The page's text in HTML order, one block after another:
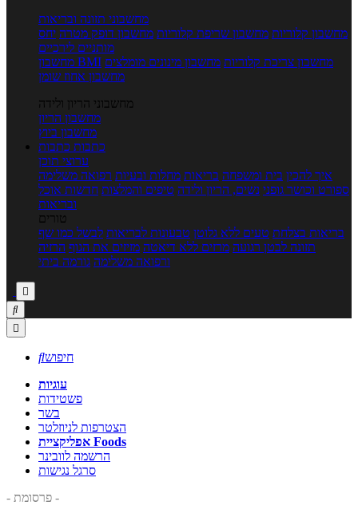
מחשבוני תזונה ובריאות
מחשבון קלוריות מחשבון שריפת קלוריות מחשבון דופק מטרה יחס
מותניים לירכיים
מחשבון BMI
מחשבון צריכת קלוריות מחשבון מינונים מומלצים
מחשבון אחוז שומן
מחשבוני הריון ולידה
מחשבון הריון
מחשבון ביוץ
כתבות כתבות
ערוצי תוכן
איך להכין בית ומשפחה בריאות מחלות ובעיות רפואה משלימה
ספורט וכושר גופני נשים, הריון ולידה טיפים והמלצות חדשות אוכל
ובריאות
טורים
בריאות בצלחת טעים ללא גלוטן טבעונות לבריאות לבשל כמו שף
תזונה לבטן רגועה מרזים ללא דיאטה מזיזים את הגוף הרזיה
ורפואה משלימה גורמה ביתי



חיפוש
עוגיות
פשטידות
בשר
הצטרפות לניוזלטר
אפליקציית Foods
הרשמה לוובינר
סרגל נגישות
- פרסומת -